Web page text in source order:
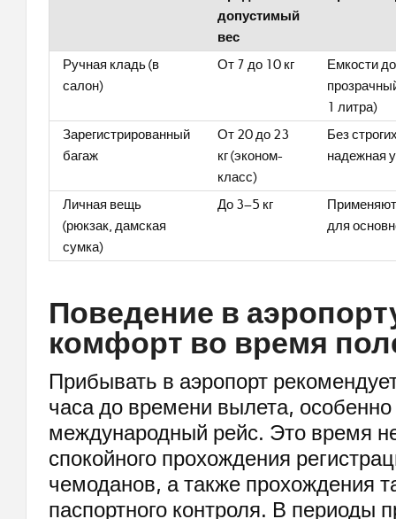
допустимый
вес
Ручная кладь (в
салон)
От 7 до 10 кг
Емкости
1 литра)
Зарегистрированный
багаж
От 20 до 23
кг (эконом-
класс)
Без
надежная
Личная вещь
(рюкзак, дамская
сумка)
До 3–5 кг
для
Поведение в
комфорт во время
Прибывать в аэропорт
часа до времени вылета, особенно
международный рейс. Это время
спокойного прохождения
чемоданов, а также прохождения
паспортного контроля. В периоды